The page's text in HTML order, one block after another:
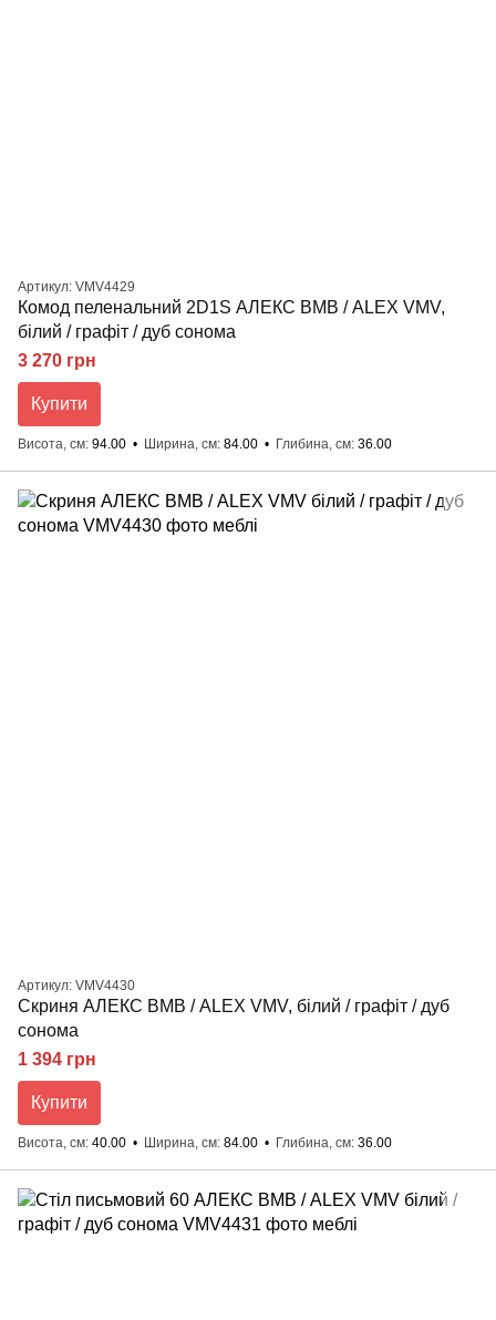
Артикул: VMV4429
Комод пеленальний 2D1S АЛЕКС ВМВ / ALEX VMV,
білий / графіт / дуб сонома
3 270 грн
Купити
Висота, см 94.00 Ширина, см 84.00 Глибина, см 36.00
Артикул: VMV4430
Скриня АЛЕКС ВМВ / ALEX VMV, білий / графіт / дуб
сонома
1 394 грн
Купити
Висота, см 40.00 Ширина, см 84.00 Глибина, см 36.00